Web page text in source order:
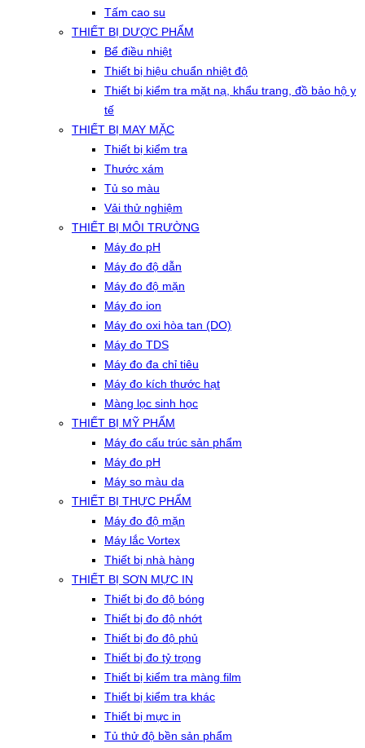
Tấm cao su
THIẾT BỊ DƯỢC PHẨM
Bể điều nhiệt
Thiết bị hiệu chuẩn nhiệt độ
Thiết bị kiểm tra mặt nạ, khẩu trang, đồ bảo hộ y
tế
THIẾT BỊ MAY MẶC
Thiết bị kiểm tra
Thước xám
Tủ so màu
Vải thử nghiệm
THIẾT BỊ MÔI TRƯỜNG
Máy đo pH
Máy đo độ dẫn
Máy đo độ mặn
Máy đo ion
Máy đo oxi hòa tan (DO)
Máy đo TDS
Máy đo đa chỉ tiêu
Máy đo kích thước hạt
Màng lọc sinh học
THIẾT BỊ MỸ PHẨM
Máy đo cấu trúc sản phẩm
Máy đo pH
Máy so màu da
THIẾT BỊ THỰC PHẨM
Máy đo độ mặn
Máy lắc Vortex
Thiết bị nhà hàng
THIẾT BỊ SƠN MỰC IN
Thiết bị đo độ bóng
Thiết bị đo độ nhớt
Thiết bị đo độ phủ
Thiết bị đo tỷ trọng
Thiết bị kiểm tra màng film
Thiết bị kiểm tra khác
Thiết bị mực in
Tủ thử độ bền sản phẩm